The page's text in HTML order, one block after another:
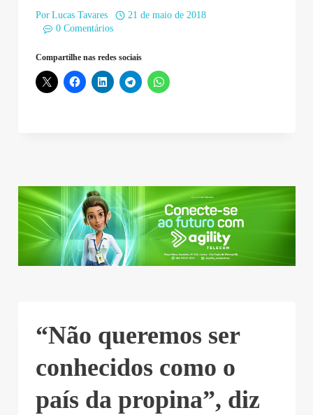
Por Lucas Tavares
21 de maio de 2018
0 Comentários
Compartilhe nas redes sociais
“Não queremos ser
conhecidos como o
país da propina”, diz